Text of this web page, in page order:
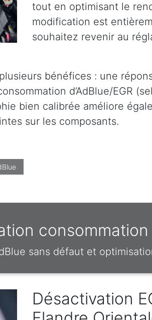
tout en optimisant le
modification est
souhaitez revenir au
bénéfices : une
d’AdBlue/EGR
bien calibrée améliore
sur les composants.
sans défaut et
Désactivation